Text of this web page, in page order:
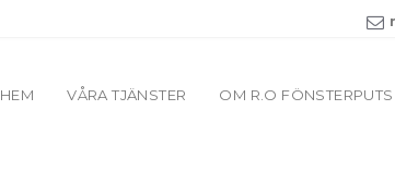
HEM VÅRA TJÄNSTER OM R.O